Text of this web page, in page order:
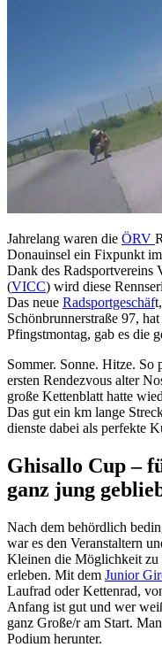
Jahrelang waren die ÖRV
Donauinsel ein Fixpunkt
Dank des
(VICC) wird diese
Das neue Radsportgeschäf
Schönbrunnerstraße 97,
Pfingstmontag, gab es die
Sommer. Sonne. Hitze. So
ersten Rendezvous alter
große Kettenblatt hatte
Das gut ein km lange
dienste dabei als perfekte
Ghisallo Cup –
ganz jung
Nach dem behördlich
war es den Veranstaltern
Kleinen die Möglichkeit zu
erleben. Mit dem Junior
Laufrad oder Kettenrad,
Anfang ist gut und wer
ganz Große/r am Start.
Podium herunter.